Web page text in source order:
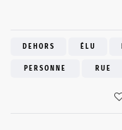
DEHORS ÉLU
PERSONNE RUE